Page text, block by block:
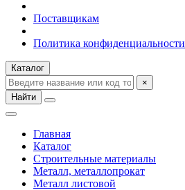
Поставщикам
Политика конфиденциальности
Каталог
×
Найти
Главная
Каталог
Строительные материалы
Металл, металлопрокат
Металл листовой